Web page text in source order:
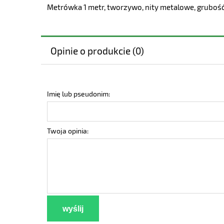
Metrówka 1 metr, tworzywo, nity metalowe,
Opinie o produkcie (0)
Imię lub pseudonim:
Twoja opinia:
wyślij